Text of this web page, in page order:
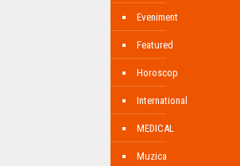
Eveniment
Featured
Horoscop
International
MEDICAL
Muzica